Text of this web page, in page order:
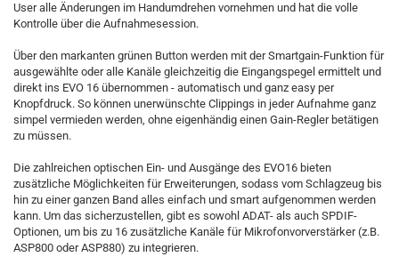
User alle Änderungen im Handumdrehen vornehmen und hat die volle
Kontrolle über die Aufnahmesession.
Über den markanten grünen Button werden mit der Smartgain-Funktion für
ausgewählte oder alle Kanäle gleichzeitig die Eingangspegel ermittelt und
direkt ins EVO 16 übernommen - automatisch und ganz easy per
Knopfdruck. So können unerwünschte Clippings in jeder Aufnahme ganz
simpel vermieden werden, ohne eigenhändig einen Gain-Regler betätigen
zu müssen.
Die zahlreichen optischen Ein- und Ausgänge des EVO16 bieten
zusätzliche Möglichkeiten für Erweiterungen, sodass vom Schlagzeug bis
hin zu einer ganzen Band alles einfach und smart aufgenommen werden
kann. Um das sicherzustellen, gibt es sowohl ADAT- als auch SPDIF-
Optionen, um bis zu 16 zusätzliche Kanäle für Mikrofonvorverstärker (z.B.
ASP800 oder ASP880) zu integrieren.